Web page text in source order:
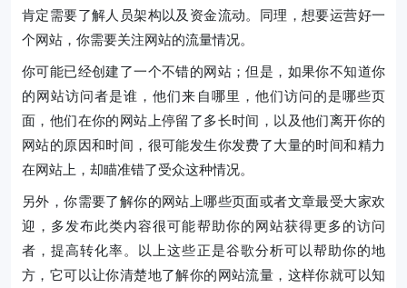
肯定需要了解人员架构以及资金流动。同理，想要运营好一
个网站，你需要关注网站的流量情况。
你可能已经创建了一个不错的网站；但是，如果你不知道你
的网站访问者是谁，他们来自哪里，他们访问的是哪些页
面，他们在你的网站上停留了多长时间，以及他们离开你的
网站的原因和时间，很可能发生你发费了大量的时间和精力
在网站上，却瞄准错了受众这种情况。
另外，你需要了解你的网站上哪些页面或者文章最受大家欢
迎，多发布此类内容很可能帮助你的网站获得更多的访问
者，提高转化率。以上这些正是谷歌分析可以帮助你的地
方，它可以让你清楚地了解你的网站流量，这样你就可以知